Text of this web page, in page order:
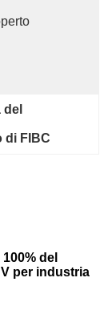
di FIBC
del
per industria